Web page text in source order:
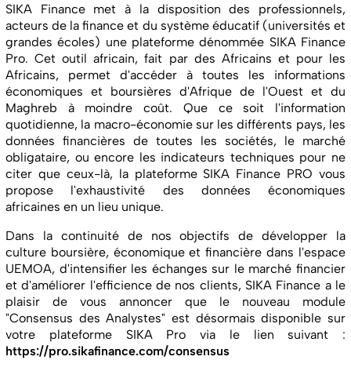
SIKA Finance met à la disposition des professionnels,
acteurs de la finance et du système éducatif (universités et
grandes écoles) une plateforme dénommée SIKA Finance
Pro. Cet outil africain, fait par des Africains et pour les
Africains, permet d'accéder à toutes les informations
économiques et boursières d'Afrique de l'Ouest et du
Maghreb à moindre coût. Que ce soit l'information
quotidienne, la macro-économie sur les différents pays, les
données financières de toutes les sociétés, le marché
obligataire, ou encore les indicateurs techniques pour ne
citer que ceux-là, la plateforme SIKA Finance PRO vous
propose l'exhaustivité des données économiques
africaines en un lieu unique.
Dans la continuité de nos objectifs de développer la
culture boursière, économique et financière dans l'espace
UEMOA, d'intensifier les échanges sur le marché financier
et d'améliorer l'efficience de nos clients, SIKA Finance a le
plaisir de vous annoncer que le nouveau module
"Consensus des Analystes" est désormais disponible sur
votre plateforme SIKA Pro via le lien suivant :
https://pro.sikafinance.com/consensus